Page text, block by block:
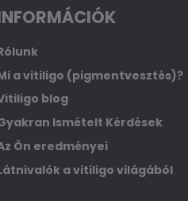
a vitiligo (pigmentvesztés)?
blog
Ismételt Kérdések
Ön eredményei
a vitiligo világából